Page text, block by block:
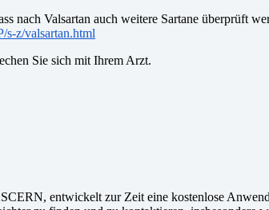
Valsartan auch weitere Sartane überprüft
z/valsartan.html
Sie sich mit Ihrem Arzt.
entwickelt zur Zeit eine kostenlose